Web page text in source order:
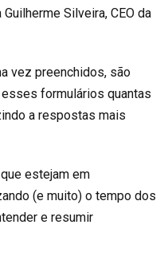
Silveira, CEO da
vez preenchidos, são
formulários quantas
a respostas mais
estejam em
(e muito) o tempo dos
e resumir